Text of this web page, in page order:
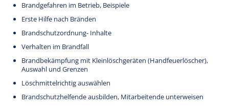
Brandgefahren im Betrieb, Beispiele
Erste Hilfe nach Bränden
Brandschutzordnung- Inhalte
Verhalten im Brandfall
Brandbekämpfung mit Kleinlöschgeräten (Handfeuerlöscher),
Auswahl und Grenzen
Löschmittelrichtig auswählen
Brandschutzhelfende ausbilden, Mitarbeitende unterweisen